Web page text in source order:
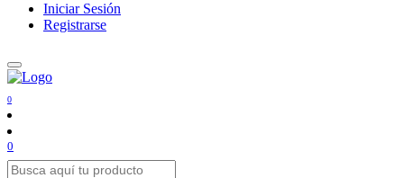
Iniciar Sesión
Registrarse
0
0